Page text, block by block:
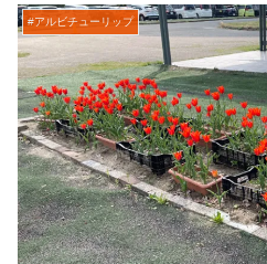
#アルビチューリップ